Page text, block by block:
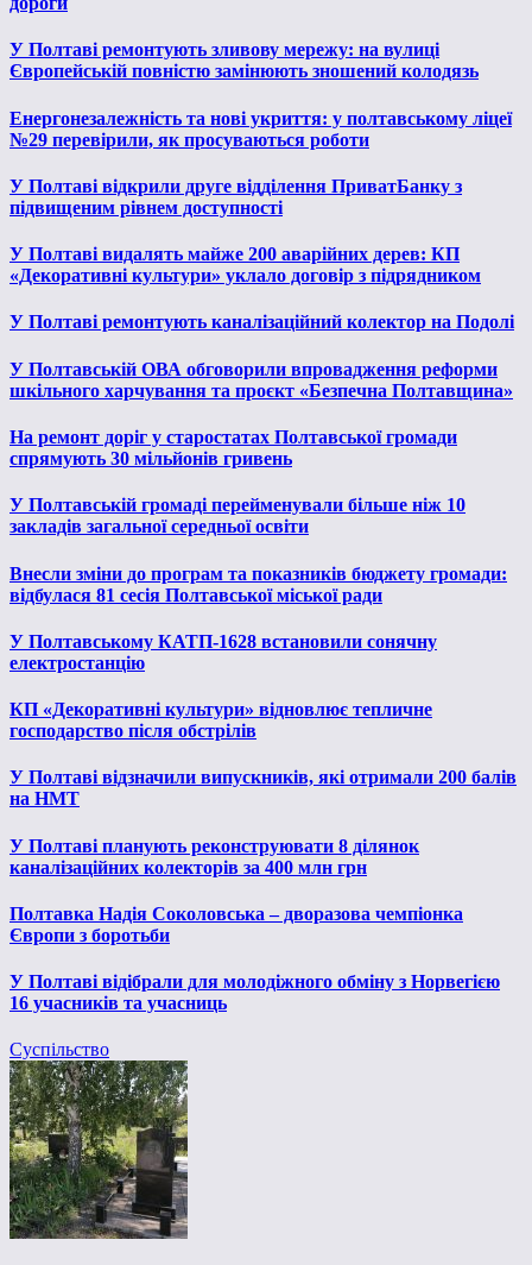
У Полтаві ремонтують зливову мережу: на вулиці
Європейській повністю замінюють зношений колодязь
Енергонезалежність та нові укриття: у полтавському ліцеї
№29 перевірили, як просуваються роботи
У Полтаві відкрили друге відділення ПриватБанку з
підвищеним рівнем доступності
У Полтаві видалять майже 200 аварійних дерев: КП
«Декоративні культури» уклало договір з підрядником
У Полтаві ремонтують каналізаційний колектор на Подолі
У Полтавській ОВА обговорили впровадження реформи
шкільного харчування та проєкт «Безпечна Полтавщина»
На ремонт доріг у старостатах Полтавської громади
спрямують 30 мільйонів гривень
У Полтавській громаді перейменували більше ніж 10
закладів загальної середньої освіти
Внесли зміни до програм та показників бюджету громади:
відбулася 81 сесія Полтавської міської ради
У Полтавському КАТП-1628 встановили сонячну
електростанцію
КП «Декоративні культури» відновлює тепличне
господарство після обстрілів
У Полтаві відзначили випускників, які отримали 200 балів
на НМТ
У Полтаві планують реконструювати 8 ділянок
каналізаційних колекторів за 400 млн грн
Полтавка Надія Соколовська – дворазова чемпіонка
Європи з боротьби
У Полтаві відібрали для молодіжного обміну з Норвегією
16 учасників та учасниць
Суспільство